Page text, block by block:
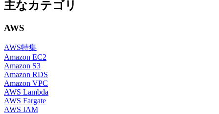
主なカテゴリ
AWS
AWS特集
Amazon EC2
Amazon S3
Amazon RDS
Amazon VPC
AWS Lambda
AWS Fargate
AWS IAM